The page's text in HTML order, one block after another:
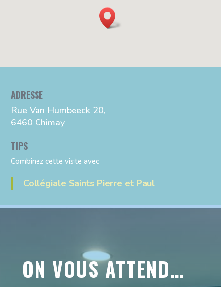
ADRESSE
Rue Van Humbeeck 20,
6460 Chimay
TIPS
Combinez cette visite avec
Collégiale Saints Pierre et Paul
ON VOUS ATTEND…